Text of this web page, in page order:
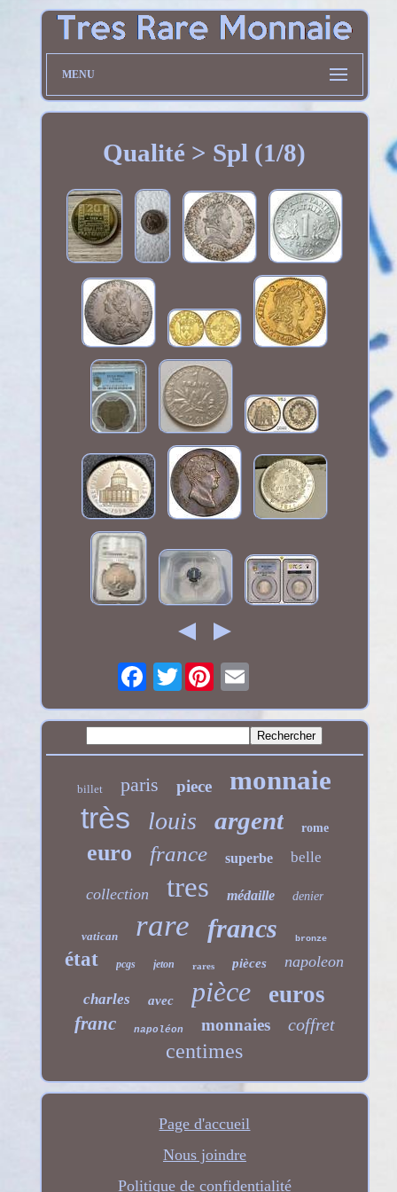
MENU
Qualité > Spl (1/8)
Twitter
billet paris piece monnaie
très louis argent rome
euro france superbe belle
collection tres médaille denier
vatican rare francs bronze
état pcgs jeton rares pièces napoleon
charles avec pièce euros
franc napoléon monnaies coffret
centimes
Page d'accueil
Nous joindre
Politique de confidentialité